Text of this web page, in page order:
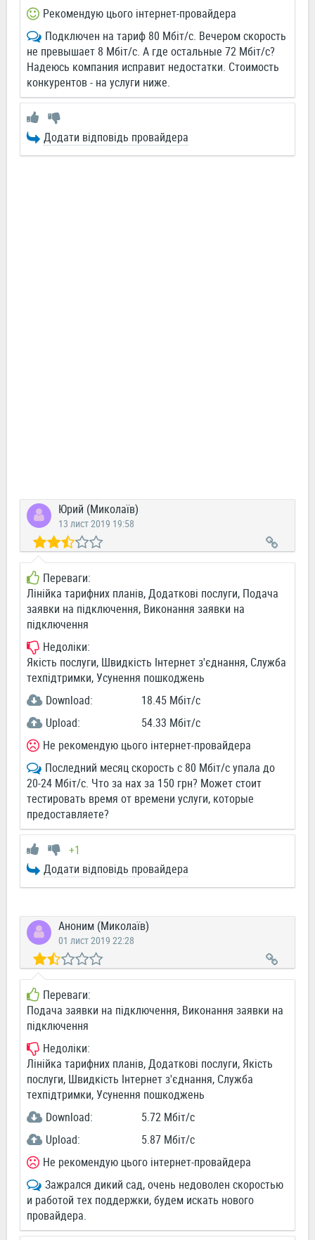
Рекомендую цього інтернет-провайдера
Подключен на тариф 80 Мбіт/с. Вечером скорость
не превышает 8 Мбіт/с. А где остальные 72 Мбіт/с?
Надеюсь компания исправит недостатки. Стоимость
конкурентов - на услуги ниже.
Додати відповідь провайдера
Юрий (Миколаїв)
13 лист 2019 19:58
Переваги:
Лінійка тарифних планів, Додаткові послуги, Подача
заявки на підключення, Виконання заявки на
підключення
Недоліки:
Якість послуги, Швидкість Інтернет з'єднання, Служба
техпідтримки, Усунення пошкоджень
Download:
18.45 Мбіт/c
Upload:
54.33 Мбіт/c
Не рекомендую цього інтернет-провайдера
Последний месяц скорость с 80 Мбіт/с упала до
20-24 Мбіт/с. Что за нах за 150 грн? Может стоит
тестировать время от времени услуги, которые
предоставляете?
+1
Додати відповідь провайдера
Аноним (Миколаїв)
01 лист 2019 22:28
Переваги:
Подача заявки на підключення, Виконання заявки на
підключення
Недоліки:
Лінійка тарифних планів, Додаткові послуги, Якість
послуги, Швидкість Інтернет з'єднання, Служба
техпідтримки, Усунення пошкоджень
Download:
5.72 Мбіт/c
Upload:
5.87 Мбіт/c
Не рекомендую цього інтернет-провайдера
Зажрался дикий сад, очень недоволен скоростью
и работой тех поддержки, будем искать нового
провайдера.